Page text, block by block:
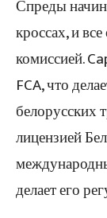
Спреды
кроссах, и
комиссией.
FCA, что
белорусских
лицензией
делает его